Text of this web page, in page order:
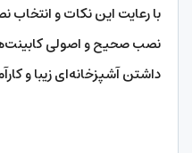
با رعایت این نکات و انتخاب
نصب صحیح و اصولی
داشتن آشپزخانه‌ای زیبا و